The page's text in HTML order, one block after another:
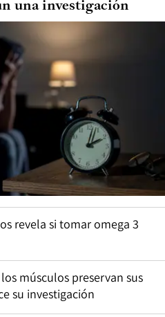
una investigación
revela si tomar omega 3
músculos preservan sus
su investigación